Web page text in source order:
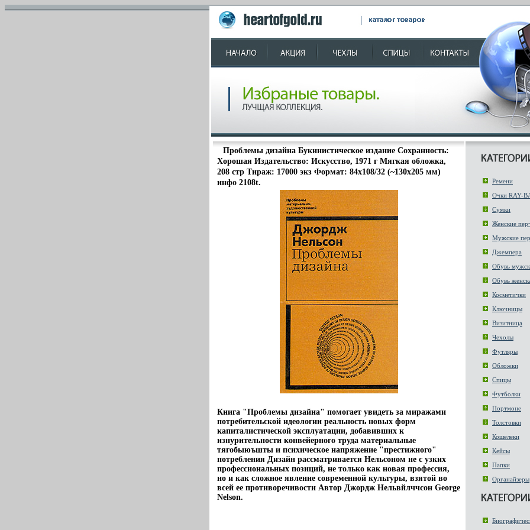
Проблемы дизайна Букинистическое издание Сохранность:
Хорошая Издательство: Искусство, 1971 г Мягкая обложка,
208 стр Тираж: 17000 экз Формат: 84x108/32 (~130х205 мм)
инфо 2108t.
Книга "Проблемы дизайна" помогает увидеть за миражами
потребительской идеологии реальность новых форм
капиталистической эксплуатации, добавивших к
изнурительности конвейерного труда материальные
тягобыюъшты и психическое напряжение "престижного"
потребления Дизайн рассматривается Нельсоном не с узких
профессиональных позиций, не только как новая профессия,
но и как сложное явление современной культуры, взятой во
всей ее противоречивости Автор Джордж Нельвйлччсон George
Nelson.
Ремени
Очки RAY-
Сумки
Женские
Мужские
Джемпера
Обувь
Обувь
Косметички
Ключницы
Визитница
Чехолы
Футляры
Обложки
Спицы
Футболки
Портмоне
Толстовки
Кошелеки
Кейсы
Папки
Органайзеры